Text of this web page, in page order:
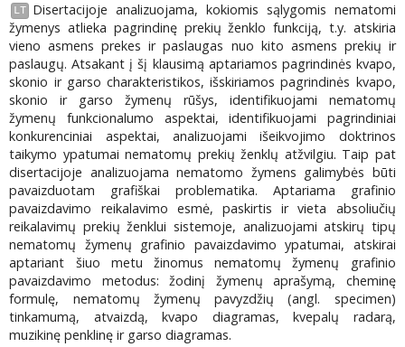
LT
Disertacijoje analizuojama, kokiomis sąlygomis nematomi
žymenys atlieka pagrindinę prekių ženklo funkciją, t.y. atskiria
vieno asmens prekes ir paslaugas nuo kito asmens prekių ir
paslaugų. Atsakant į šį klausimą aptariamos pagrindinės kvapo,
skonio ir garso charakteristikos, išskiriamos pagrindinės kvapo,
skonio ir garso žymenų rūšys, identifikuojami nematomų
žymenų funkcionalumo aspektai, identifikuojami pagrindiniai
konkurenciniai aspektai, analizuojami išeikvojimo doktrinos
taikymo ypatumai nematomų prekių ženklų atžvilgiu. Taip pat
disertacijoje analizuojama nematomo žymens galimybės būti
pavaizduotam grafiškai problematika. Aptariama grafinio
pavaizdavimo reikalavimo esmė, paskirtis ir vieta absoliučių
reikalavimų prekių ženklui sistemoje, analizuojami atskirų tipų
nematomų žymenų grafinio pavaizdavimo ypatumai, atskirai
aptariant šiuo metu žinomus nematomų žymenų grafinio
pavaizdavimo metodus: žodinį žymenų aprašymą, cheminę
formulę, nematomų žymenų pavyzdžių (angl. specimen)
tinkamumą, atvaizdą, kvapo diagramas, kvepalų radarą,
muzikinę penklinę ir garso diagramas.